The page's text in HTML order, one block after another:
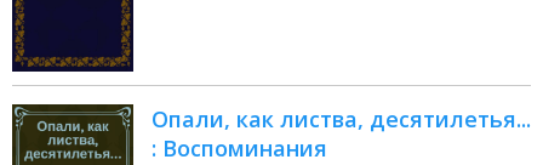
Опали, как листва, десятилетья...
: Воспоминания